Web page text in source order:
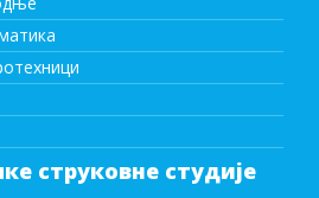
струковне студије